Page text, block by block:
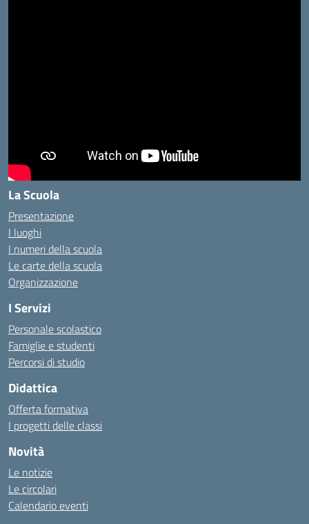
La Scuola
Presentazione
I luoghi
I numeri della scuola
Le carte della scuola
Organizzazione
I Servizi
Personale scolastico
Famiglie e studenti
Percorsi di studio
Didattica
Offerta formativa
I progetti delle classi
Novità
Le notizie
Le circolari
Calendario eventi